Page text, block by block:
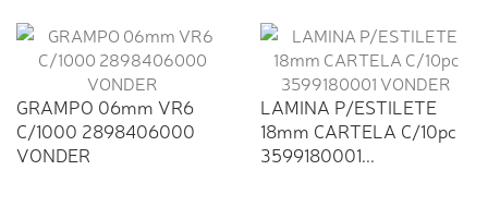
GRAMPO 06mm VR6
C/1000 2898406000
VONDER
LAMINA P/ESTILETE
18mm CARTELA C/10pc
3599180001...